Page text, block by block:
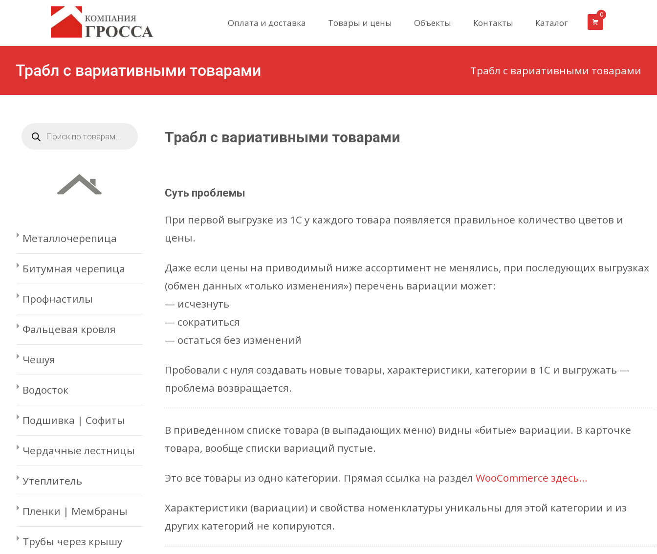
content
Оплата и доставка Товары и цены Объекты Контакты Каталог
0
Трабл с вариативными товарами Трабл с вариативными товарами
Трабл с вариативными товарами
Суть проблемы
При первой выгрузке из 1С у каждого товара появляется правильное количество цветов и
цены.
Даже если цены на приводимый ниже ассортимент не менялись, при последующих выгрузках
(обмен данных «только изменения») перечень вариации может:
— исчезнуть
— сократиться
— остаться без изменений
Пробовали с нуля создавать новые товары, характеристики, категории в 1С и выгружать —
проблема возвращается.
В приведенном списке товара (в выпадающих меню) видны «битые» вариации. В карточке
товара, вообще списки вариаций пустые.
Это все товары из одно категории. Прямая ссылка на раздел WooCommerce здесь…
Характеристики (вариации) и свойства номенклатуры уникальны для этой категории и из
других категорий не копируются.
товаров
Металлочерепица
Битумная черепица
Профнастилы
Фальцевая кровля
Чешуя
Водосток
Подшивка | Софиты
Чердачные лестницы
Утеплитель
Пленки | Мембраны
Трубы через крышу